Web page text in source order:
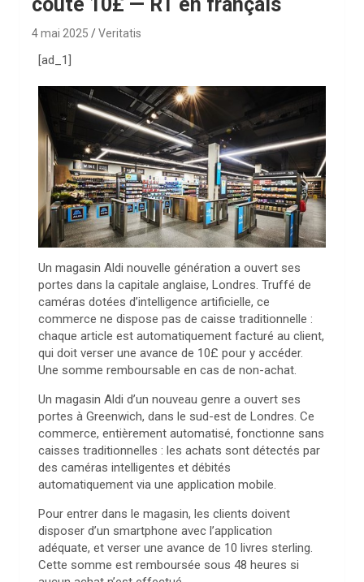
4 mai 2025 Veritatis
[ad_1]
Un magasin Aldi nouvelle génération a ouvert ses
portes dans la capitale anglaise, Londres. Truffé de
caméras dotées d’intelligence artificielle, ce
commerce ne dispose pas de caisse traditionnelle :
chaque article est automatiquement facturé au client,
qui doit verser une avance de 10£ pour y accéder.
Une somme remboursable en cas de non-achat.
Un magasin Aldi d’un nouveau genre a ouvert ses
portes à Greenwich, dans le sud-est de Londres. Ce
commerce, entièrement automatisé, fonctionne sans
caisses traditionnelles : les achats sont détectés par
des caméras intelligentes et débités
automatiquement via une application mobile.
Pour entrer dans le magasin, les clients doivent
disposer d’un smartphone avec l’application
adéquate, et verser une avance de 10 livres sterling.
Cette somme est remboursée sous 48 heures si